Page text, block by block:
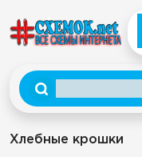
Хлебные крошки